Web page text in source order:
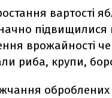
вартості
врожайності
риба, крупи,
оброблених